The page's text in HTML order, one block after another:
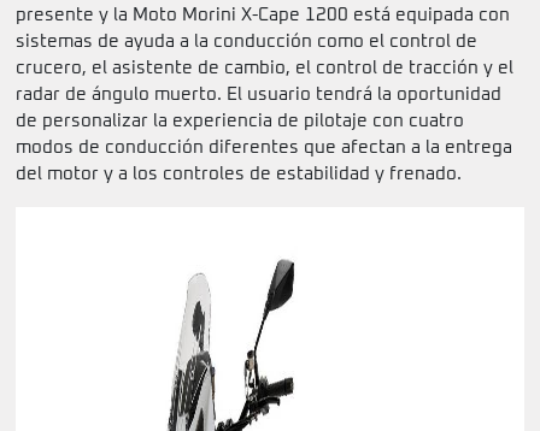
presente y la Moto Morini X-Cape 1200 está equipada con
sistemas de ayuda a la conducción como el control de
crucero, el asistente de cambio, el control de tracción y el
radar de ángulo muerto. El usuario tendrá la oportunidad
de personalizar la experiencia de pilotaje con cuatro
modos de conducción diferentes que afectan a la entrega
del motor y a los controles de estabilidad y frenado.